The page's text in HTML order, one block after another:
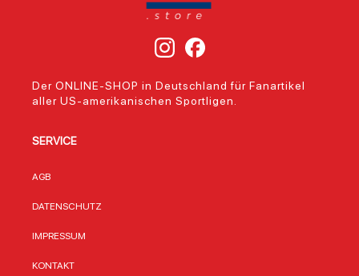
Der ONLINE-SHOP in Deutschland für Fanartikel
aller US-amerikanischen Sportligen.
SERVICE
AGB
DATENSCHUTZ
IMPRESSUM
KONTAKT